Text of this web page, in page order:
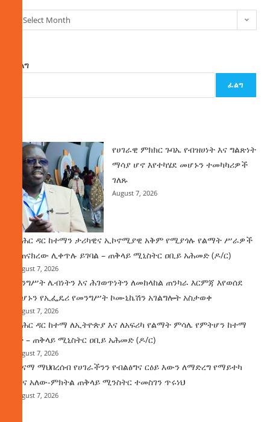
Select Month
ፈልግ
ፈልግ
የሀገራዊ ምክክር ጉባኤ የብዝሀነት እና ግልጽነት
ማሳያ ሆኖ እየተካሄደ መሆኑን ተመካካሪዎች
ገለጹ
August 7, 2026
የባሕር ዳር ከተማን ታሪካዊና ኢኮኖሚያዊ አቅም የሚያጎሉ የልማት ሥራዎች
ተጠናክረው ሊቀጥሉ ይገባል – ጠቅላይ ሚኒስትር ዐቢይ አሕመድ (ዶ/ር)
August 7, 2026
መንግሥት ሌብነትን እና ሕገወጥነትን ለመከላከል ጠንካራ እርምጃ እየወሰደ
መሆኑን የኢፌዴሪ የመንግሥት ኮሙኒኬሽን አገልግሎት አስታወቀ
August 7, 2026
የባሕር ዳር ከተማ ለኢትዮጵያ እና ለአፍሪካ የልማት ምሳሌ የምትሆን ከተማ
ነች – ጠቅላይ ሚኒስትር ዐቢይ አሕመድ (ዶ/ር)
August 7, 2026
ጤናማ ማህበረሰብ የሀገራችንን የብልፅግና ርዕይ እውን ለማድረግ የማይተካ
ሚና አለው-ምክትል ጠቅላይ ሚንስትር ተመስገን ጥሩነህ
August 7, 2026